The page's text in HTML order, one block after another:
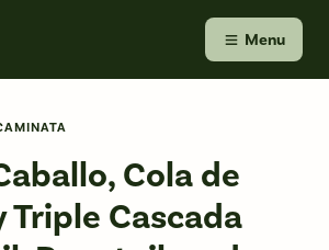
Menu
Cola de
Triple Cascada